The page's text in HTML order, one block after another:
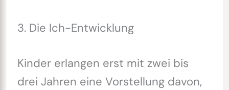
3. Die Ich-Entwicklung
Kinder erlangen erst mit zwei bis
drei Jahren eine Vorstellung davon,